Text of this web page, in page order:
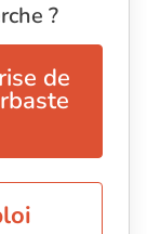
?
de